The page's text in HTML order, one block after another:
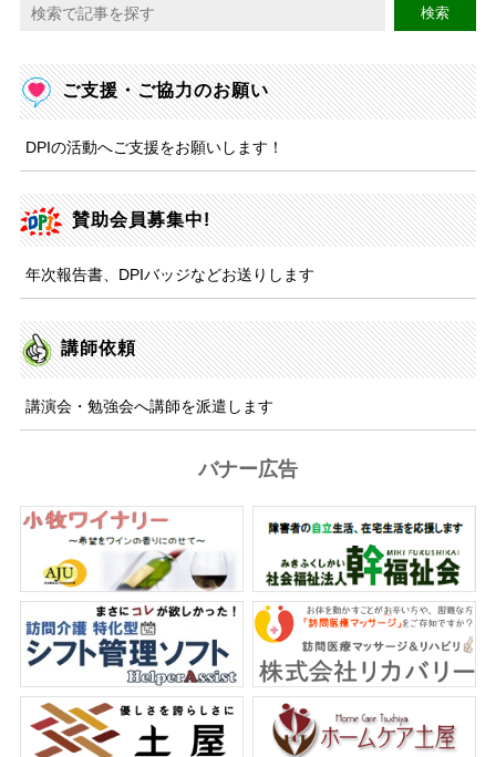
検索
ご支援・ご協力のお願い
DPIの活動へご支援をお願いします！
賛助会員募集中!
年次報告書、DPIバッジなどお送りします
講師依頼
講演会・勉強会へ講師を派遣します
バナー広告